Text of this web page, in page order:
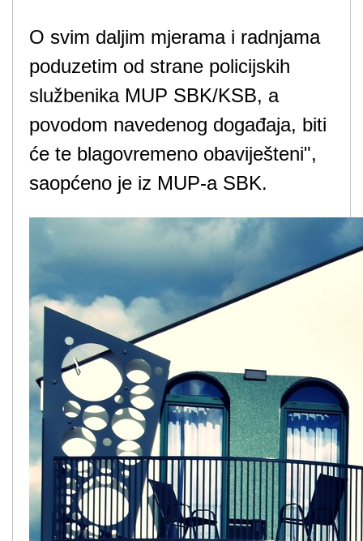
O svim daljim mjerama i radnjama
poduzetim od strane policijskih
službenika MUP SBK/KSB, a
povodom navedenog događaja, biti
će te blagovremeno obaviješteni",
saopćeno je iz MUP-a SBK.